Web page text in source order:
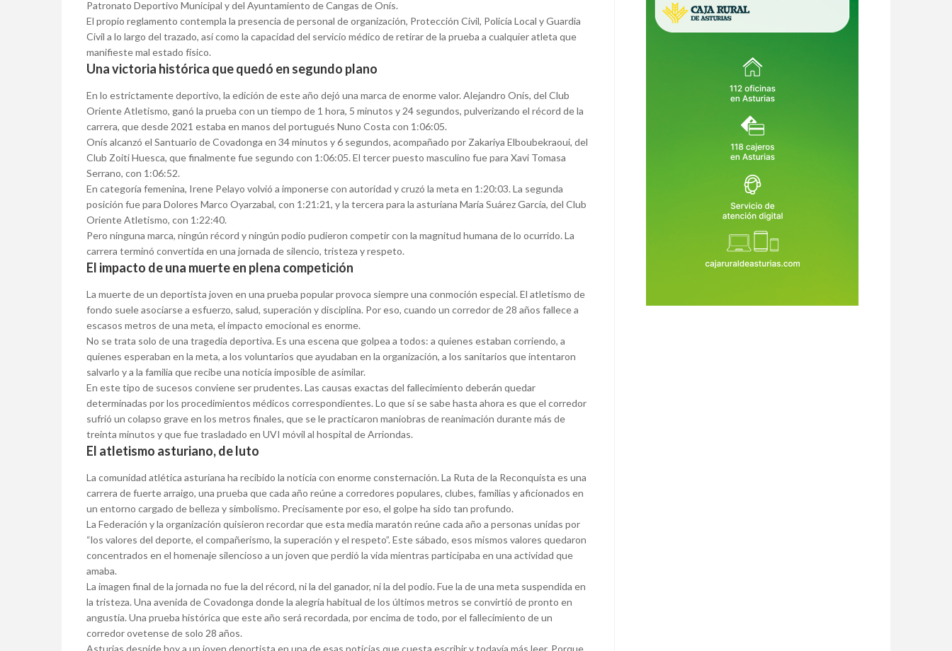
Patronato Deportivo Municipal y del Ayuntamiento de Cangas de Onís.
El propio reglamento contempla la presencia de personal de organización, Protección Civil, Policía Local y Guardia
Civil a lo largo del trazado, así como la capacidad del servicio médico de retirar de la prueba a cualquier atleta que
manifieste mal estado físico.
Una victoria histórica que quedó en segundo plano
En lo estrictamente deportivo, la edición de este año dejó una marca de enorme valor. Alejandro Onís, del Club
Oriente Atletismo, ganó la prueba con un tiempo de 1 hora, 5 minutos y 24 segundos, pulverizando el récord de la
carrera, que desde 2021 estaba en manos del portugués Nuno Costa con 1:06:05.
Onís alcanzó el Santuario de Covadonga en 34 minutos y 6 segundos, acompañado por Zakariya Elboubekraoui, del
Club Zoiti Huesca, que finalmente fue segundo con 1:06:05. El tercer puesto masculino fue para Xavi Tomasa
Serrano, con 1:06:52.
En categoría femenina, Irene Pelayo volvió a imponerse con autoridad y cruzó la meta en 1:20:03. La segunda
posición fue para Dolores Marco Oyarzabal, con 1:21:21, y la tercera para la asturiana María Suárez García, del Club
Oriente Atletismo, con 1:22:40.
Pero ninguna marca, ningún récord y ningún podio pudieron competir con la magnitud humana de lo ocurrido. La
carrera terminó convertida en una jornada de silencio, tristeza y respeto.
El impacto de una muerte en plena competición
La muerte de un deportista joven en una prueba popular provoca siempre una conmoción especial. El atletismo de
fondo suele asociarse a esfuerzo, salud, superación y disciplina. Por eso, cuando un corredor de 28 años fallece a
escasos metros de una meta, el impacto emocional es enorme.
No se trata solo de una tragedia deportiva. Es una escena que golpea a todos: a quienes estaban corriendo, a
quienes esperaban en la meta, a los voluntarios que ayudaban en la organización, a los sanitarios que intentaron
salvarlo y a la familia que recibe una noticia imposible de asimilar.
En este tipo de sucesos conviene ser prudentes. Las causas exactas del fallecimiento deberán quedar
determinadas por los procedimientos médicos correspondientes. Lo que sí se sabe hasta ahora es que el corredor
sufrió un colapso grave en los metros finales, que se le practicaron maniobras de reanimación durante más de
treinta minutos y que fue trasladado en UVI móvil al hospital de Arriondas.
El atletismo asturiano, de luto
La comunidad atlética asturiana ha recibido la noticia con enorme consternación. La Ruta de la Reconquista es una
carrera de fuerte arraigo, una prueba que cada año reúne a corredores populares, clubes, familias y aficionados en
un entorno cargado de belleza y simbolismo. Precisamente por eso, el golpe ha sido tan profundo.
La Federación y la organización quisieron recordar que esta media maratón reúne cada año a personas unidas por
“los valores del deporte, el compañerismo, la superación y el respeto”. Este sábado, esos mismos valores quedaron
concentrados en el homenaje silencioso a un joven que perdió la vida mientras participaba en una actividad que
amaba.
La imagen final de la jornada no fue la del récord, ni la del ganador, ni la del podio. Fue la de una meta suspendida en
la tristeza. Una avenida de Covadonga donde la alegría habitual de los últimos metros se convirtió de pronto en
angustia. Una prueba histórica que este año será recordada, por encima de todo, por el fallecimiento de un
corredor ovetense de solo 28 años.